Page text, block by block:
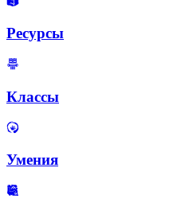
Ресурсы
Классы
Умения